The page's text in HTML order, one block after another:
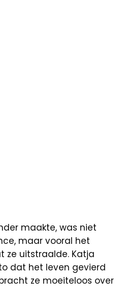
maakte, was niet
maar vooral het
ze uitstraalde. Katja
dat het leven gevierd
ze moeiteloos over